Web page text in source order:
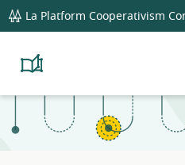
global
navigation
La Platform Cooperativism
Platform
Resource